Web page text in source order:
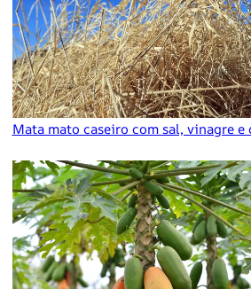
Mata mato caseiro com sal, vinagre e